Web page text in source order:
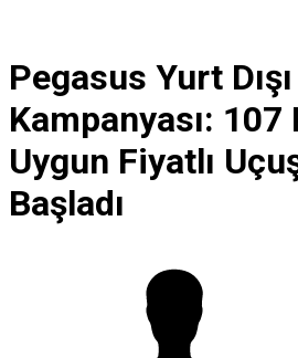
Pegasus Yurt Dışı
Kampanyası: 107
Uygun Fiyatlı
Başladı